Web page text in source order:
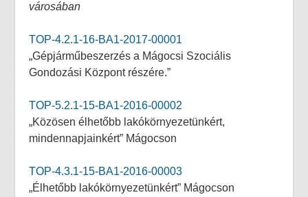
városában
TOP-4.2.1-16-BA1-2017-00001
„Gépjárműbeszerzés a Mágocsi Szociális
Gondozási Központ részére.”
TOP-5.2.1-15-BA1-2016-00002
„Közösen élhetőbb lakókörnyezetünkért,
mindennapjainkért” Mágocson
TOP-4.3.1-15-BA1-2016-00003
„Élhetőbb lakókörnyezetünkért” Mágocson